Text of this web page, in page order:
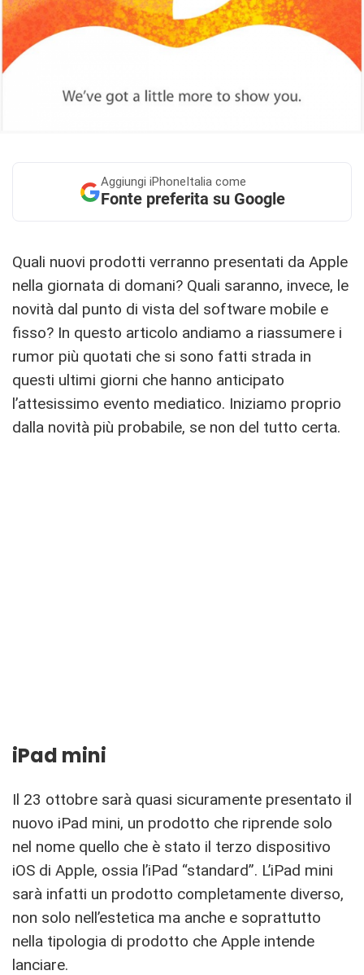
Aggiungi iPhoneItalia come
Fonte preferita su Google
Quali nuovi prodotti verranno presentati da Apple
nella giornata di domani? Quali saranno, invece, le
novità dal punto di vista del software mobile e
fisso? In questo articolo andiamo a riassumere i
rumor più quotati che si sono fatti strada in
questi ultimi giorni che hanno anticipato
l’attesissimo evento mediatico. Iniziamo proprio
dalla novità più probabile, se non del tutto certa.
iPad mini
Il 23 ottobre sarà quasi sicuramente presentato il
nuovo iPad mini, un prodotto che riprende solo
nel nome quello che è stato il terzo dispositivo
iOS di Apple, ossia l’iPad “standard”. L’iPad mini
sarà infatti un prodotto completamente diverso,
non solo nell’estetica ma anche e soprattutto
nella tipologia di prodotto che Apple intende
lanciare.